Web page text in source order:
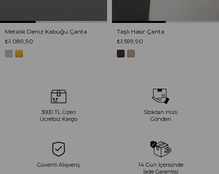
Metalik Deniz Kabuğu Çanta
₺1.089,90
Taşlı Hasır Çanta
₺1.599,90
3000 TL Üzeri
Ücretsiz Kargo
Stoktan Hızlı
Gönderi
Güvenli Alışveriş
14 Gün İçerisinde
İade Garantisi